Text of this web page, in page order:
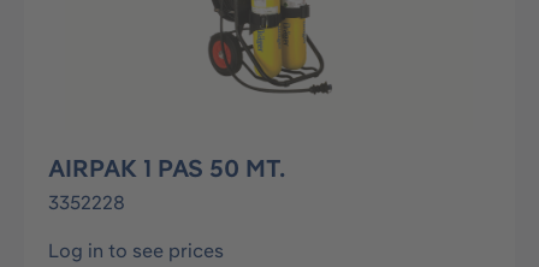
AIRPAK 1 PAS 50 MT.
3352228
Log in to see prices